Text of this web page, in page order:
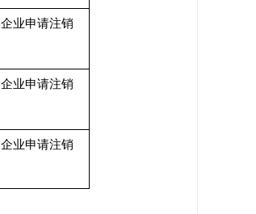
企业申请注销
企业申请注销
企业申请注销